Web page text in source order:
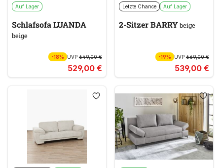
Auf Lager
Schlafsofa LUANDA
beige
-18% UVP 649,00 €
529,00 €
Letzte Chance Auf Lager
2-Sitzer BARRYbeige
-19% UVP669,00 €
539,00 €